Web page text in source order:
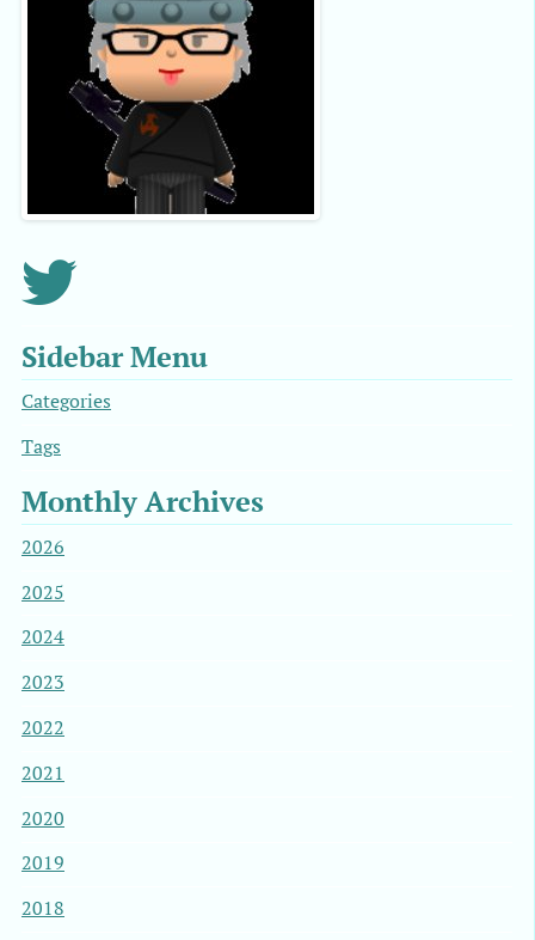
Sidebar Menu
Categories
Tags
Monthly Archives
2026
2025
2024
2023
2022
2021
2020
2019
2018